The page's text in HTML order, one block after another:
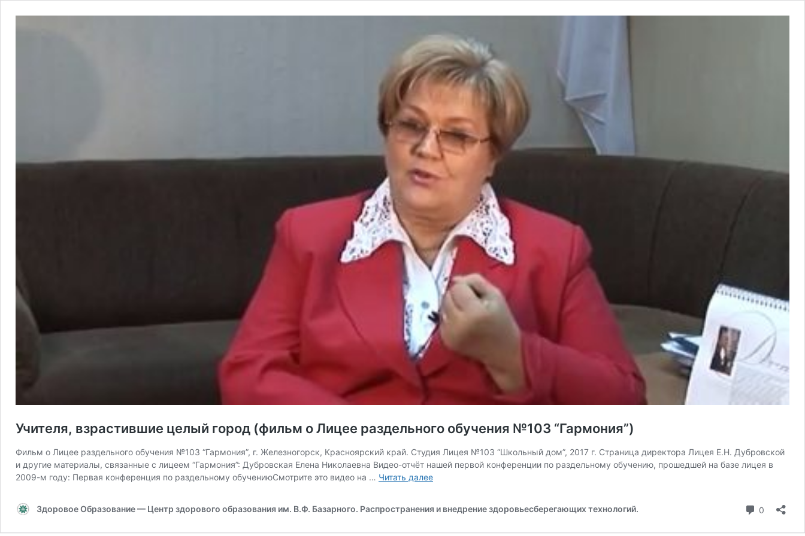
Учителя, взрастившие целый город (фильм о Лицее раздельного обучения №103 “Гармония”)
Фильм о Лицее раздельного обучения №103 “Гармония”, г. Железногорск, Красноярский край. Студия Лицея №103 “Школьный дом”, 2017 г. Страница директора Лицея Е.Н. Дубровской
и другие материалы, связанные с лицеем “Гармония”: Дубровская Елена Николаевна Видео-отчёт нашей первой конференции по раздельному обучению, прошедшей на базе лицея в
2009-м году: Первая конференция по раздельному обучениюСмотрите это видео на … Читать далееУчителя,
город
Здоровое Образование — Центр здорового образования им. В.Ф. Базарного. Распространения и внедрение здоровьесберегающих технологий. 0